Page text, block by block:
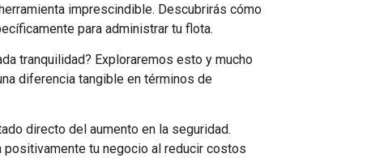
imprescindible. Descubrirás cómo
para administrar tu flota.
tranquilidad? Exploraremos esto y mucho
diferencia tangible en términos de
directo del aumento en la seguridad.
tu negocio al reducir costos